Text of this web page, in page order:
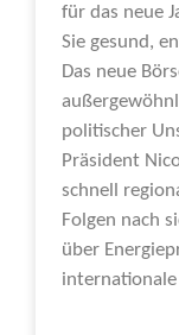
für das neue
Sie gesund,
Das neue
politischer
Präsident
schnell
Folgen nach
über